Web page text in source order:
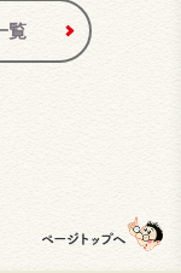
覧